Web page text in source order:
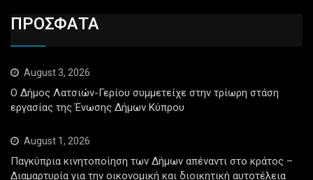
ΠΡΟΣΦΑΤΑ
August 3, 2026
Ο Δήμος Λατσιών-Γερίου συμμετείχε στην τρίωρη στάση
εργασίας της Ένωσης Δήμων Κύπρου
August 1, 2026
Παγκύπρια κινητοποίηση των Δήμων απέναντι στο κράτος –
Διαμαρτυρία για την οικονομική και διοικητική αυτοτέλεια